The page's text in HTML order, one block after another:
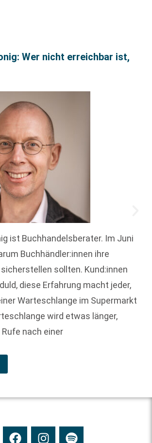
Wer nicht erreichbar ist,
ist Buchhandelsberater. Im Juni
Buchhändler:innen ihre
sollten. Kund:innen
diese Erfahrung macht jeder,
Warteschlange im Supermarkt
wird etwas länger,
nach einer